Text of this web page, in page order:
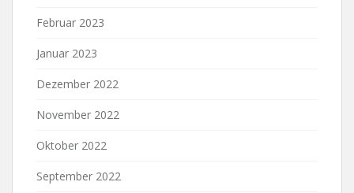
Februar 2023
Januar 2023
Dezember 2022
November 2022
Oktober 2022
September 2022